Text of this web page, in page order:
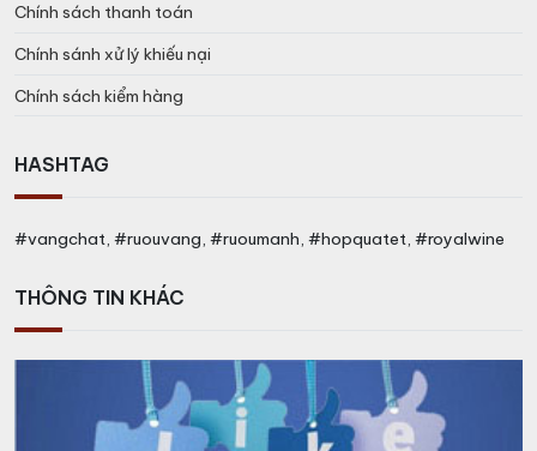
Chính sách thanh toán
Chính sánh xử lý khiếu nại
Chính sách kiểm hàng
HASHTAG
#vangchat, #ruouvang, #ruoumanh, #hopquatet, #royalwine
THÔNG TIN KHÁC